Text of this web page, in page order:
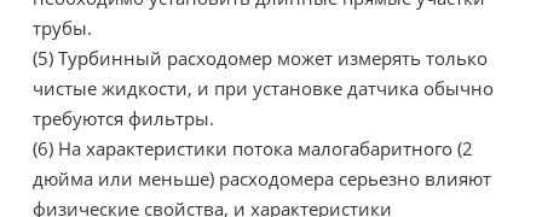
трубы.
(5) Турбинный расходомер может измерять только
чистые жидкости, и при установке датчика обычно
требуются фильтры.
(6) На характеристики потока малогабаритного (2
дюйма или меньше) расходомера серьезно влияют
физические свойства, и характеристики